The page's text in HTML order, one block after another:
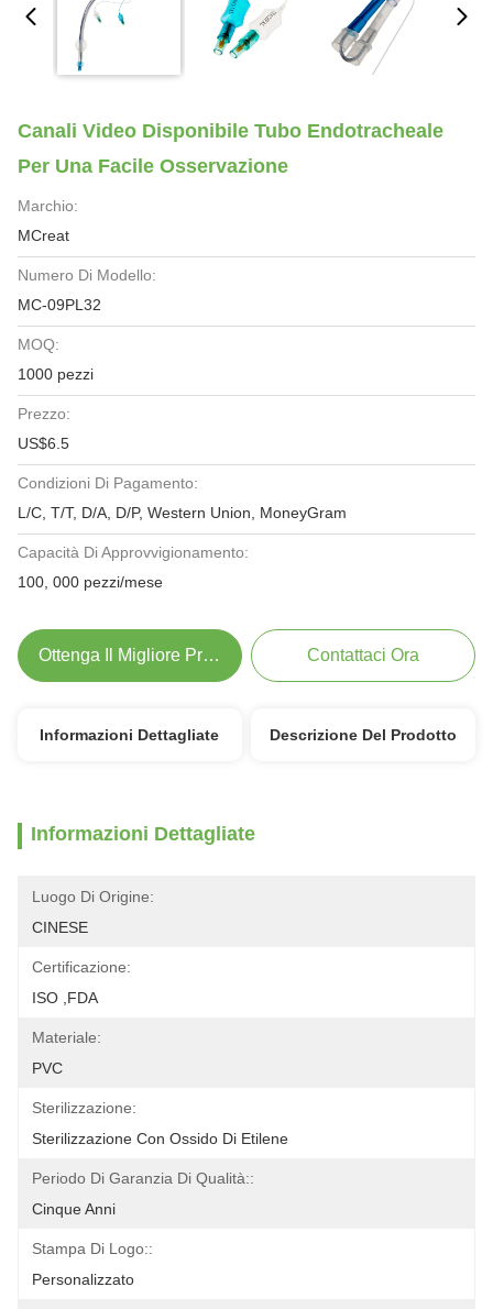
Canali Video Disponibile Tubo Endotracheale
Per Una Facile Osservazione
Marchio:
MCreat
Numero Di Modello:
MC-09PL32
MOQ:
1000 pezzi
Prezzo:
US$6.5
Condizioni Di Pagamento:
L/C, T/T, D/A, D/P, Western Union, MoneyGram
Capacità Di Approvvigionamento:
100, 000 pezzi/mese
Ottenga Il Migliore Prezzo Contattaci Ora
Informazioni Dettagliate Descrizione Del Prodotto
Informazioni Dettagliate
Luogo Di Origine:
CINESE
Certificazione:
ISO ,FDA
Materiale:
PVC
Sterilizzazione:
Sterilizzazione Con Ossido Di Etilene
Periodo Di Garanzia Di Qualità::
Cinque Anni
Stampa Di Logo::
Personalizzato